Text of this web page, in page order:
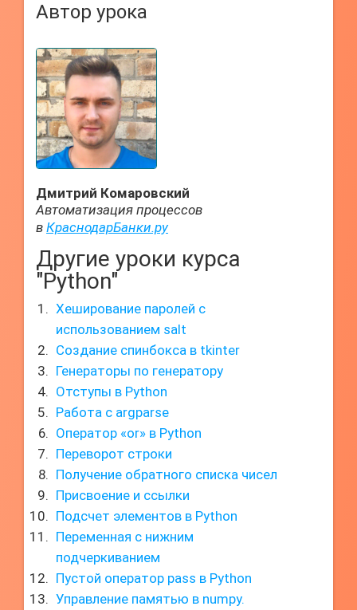
Автор урока
Дмитрий Комаровский
Автоматизация процессов
в КраснодарБанки.ру
Другие уроки курса
"Python"
Хеширование паролей с
использованием salt
Создание спинбокса в tkinter
Генераторы по генератору
Отступы в Python
Работа с argparse
Оператор «or» в Python
Переворот строки
Получение обратного списка чисел
Присвоение и ссылки
Подсчет элементов в Python
Переменная с нижним
подчеркиванием
Пустой оператор pass в Python
Управление памятью в numpy.